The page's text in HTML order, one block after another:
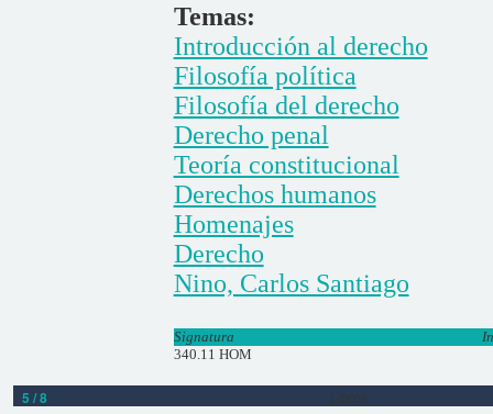
Temas:
Introducción al derecho
Filosofía política
Filosofía del derecho
Derecho penal
Teoría constitucional
Derechos humanos
Homenajes
Derecho
Nino, Carlos Santiago
Signatura
340.11 HOM
5 / 8 Libros